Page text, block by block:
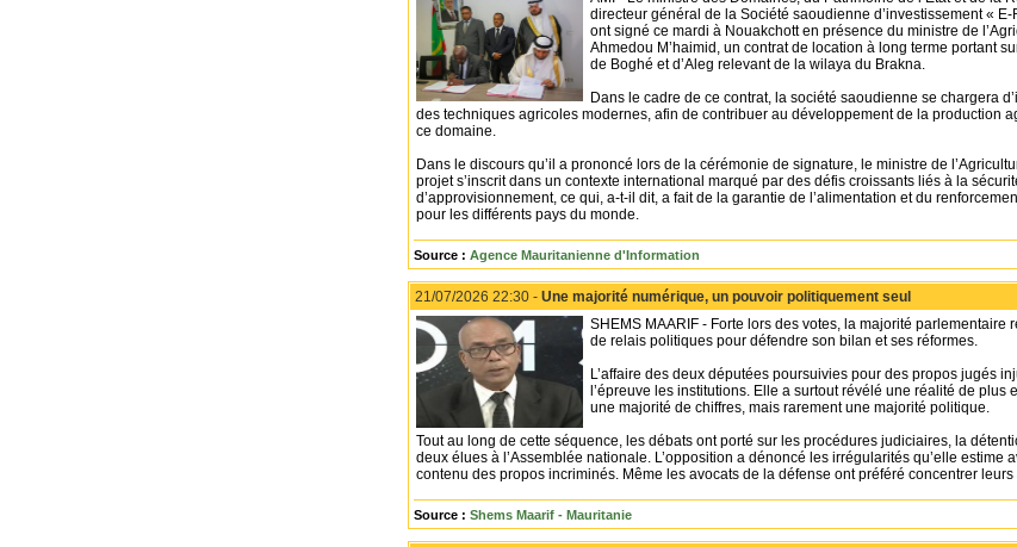
directeur général de la Société saoudienne d’investissement «
ont signé ce mardi à Nouakchott en présence du ministre de
Ahmedou M’haimid, un contrat de location à long terme portant
de Boghé et d’Aleg relevant de la wilaya du Brakna.
Dans le cadre de ce contrat, la société saoudienne se chargera
des techniques agricoles modernes, afin de contribuer au développement de la production
ce domaine.
Dans le discours qu’il a prononcé lors de la cérémonie de signature, le ministre de
projet s’inscrit dans un contexte international marqué par des défis croissants liés à la
d’approvisionnement, ce qui, a-t-il dit, a fait de la garantie de l’alimentation et du
pour les différents pays du monde.
Source : Agence Mauritanienne d'Information
21/07/2026 22:30 - Une majorité numérique, un pouvoir politiquement seul
SHEMS MAARIF - Forte lors des votes, la majorité
de relais politiques pour défendre son bilan et ses réformes.
L’affaire des deux députées poursuivies pour des propos jugés
l’épreuve les institutions. Elle a surtout révélé une réalité de
une majorité de chiffres, mais rarement une majorité politique.
Tout au long de cette séquence, les débats ont porté sur les procédures judiciaires, la
deux élues à l’Assemblée nationale. L’opposition a dénoncé les irrégularités qu’elle estime
contenu des propos incriminés. Même les avocats de la défense ont préféré concentrer
Source : Shems Maarif - Mauritanie